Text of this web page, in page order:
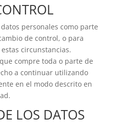
personales como parte
de control, o para
circunstancias.
compre toda o parte de
a continuar utilizando
en el modo descrito en
LOS DATOS